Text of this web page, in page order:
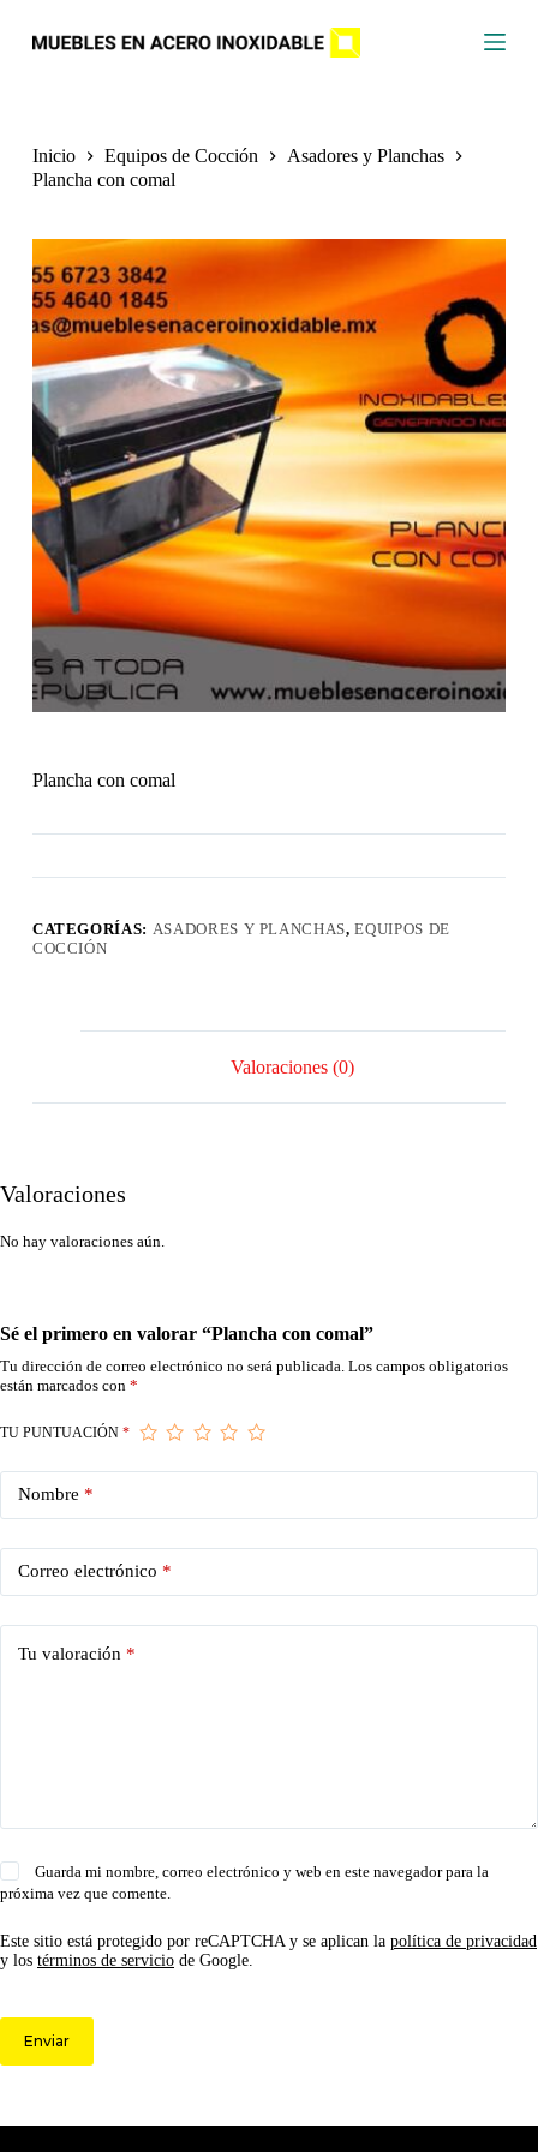
n
n
o
Inicio Equipos de Cocción
Asadores y Planchas
Plancha con comal
Plancha con comal
CATEGORÍAS: ASADORES Y PLANCHAS,EQUIPOS DE
COCCIÓN
Valoraciones (0)
Valoraciones
No hay valoraciones aún.
Sé el primero en valorar “Plancha con comal”
Tu dirección de correo electrónico no será publicada. Los campos obligatorios
están marcados con *
TU PUNTUACIÓN *
Nombre *
Correo electrónico *
Tu valoración *
Guarda mi nombre, correo electrónico y web en este navegador para la
próxima vez que comente.
Este sitio está protegido por reCAPTCHA y se aplican la política de privacidad
y los términos de servicio de Google.
Enviar